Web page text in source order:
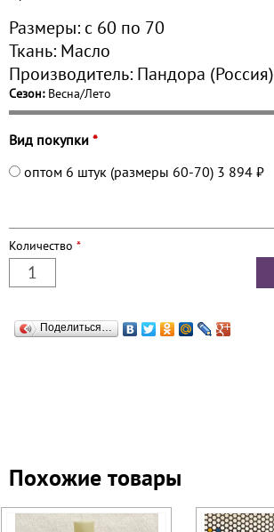
Размеры: с 60 по 70
Ткань: Масло
Производитель: Пандора (Россия)
Сезон: Весна/Лето
Вид покупки *
оптом 6 штук (размеры 60-70) 3 894 ₽
Количество *
Поделиться…
Похожие товары